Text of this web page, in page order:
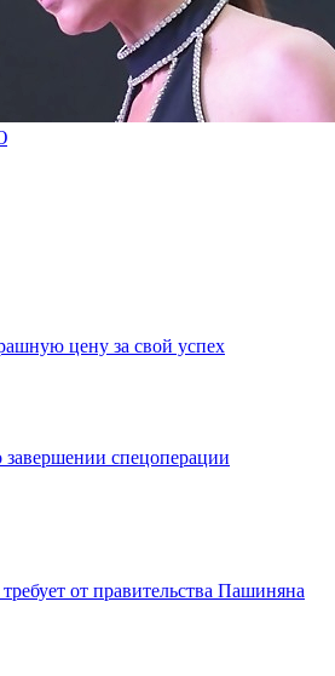
цену за свой успех
завершении спецоперации
от правительства Пашиняна